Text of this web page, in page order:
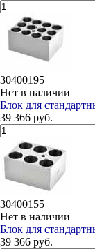
30400195
Нет в наличии
Блок для
39 366 руб.
30400155
Нет в наличии
Блок для
39 366 руб.